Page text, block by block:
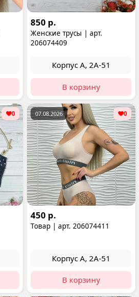
850 р.
Женские трусы | арт.
206074409
Корпус А, 2А-51
В корзину
0 07.08.2026 0
450 р.
Товар | арт. 206074411
Корпус А, 2А-51
В корзину